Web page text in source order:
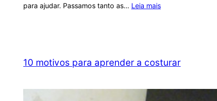
para ajudar. Passamos tanto as… Leia mais
10 motivos para aprender a costurar